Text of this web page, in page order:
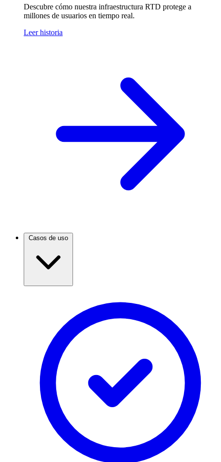
Descubre cómo nuestra infraestructura RTD protege a
millones de usuarios en tiempo real.
Leer historia
Casos de uso